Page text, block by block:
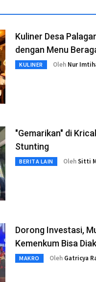
Kuliner Desa
dengan Menu
KULINER Oleh Nur
"Gemarikan" di
Stunting
BERITA LAIN OlehSitti
Dorong Investasi,
Kemenkum Bisa
MAKRO Oleh Gatricya